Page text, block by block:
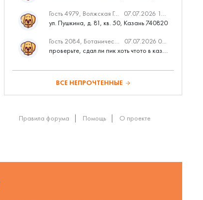
Гость 4979, Волжская Гавань
07.07.2026 10:53
ул. Пушкина, д. 81, кв. 50, Казань 740820
Гость 2084, Ботаническая 3 (ПИК, бизнес-класс) 07.07.2026 07:28
проверьте, сдал ли пик хоть чтото в казани вовремя?
ВСЕ НЕПРОЧТЕННЫЕ
Правила форума Помощь О проекте